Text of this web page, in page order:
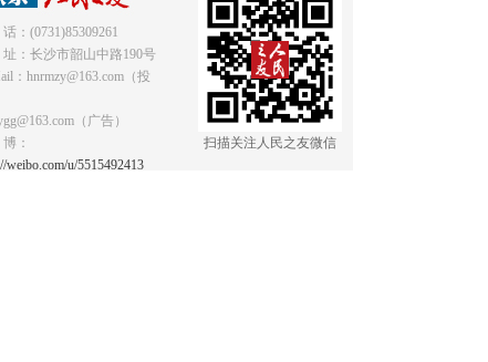
：(0731)85309261
：长沙市韶山中路190号
：hnrmzy@163.com（投
（广告）
：
weibo.com/u/5515492413
扫描关注人民之友微信